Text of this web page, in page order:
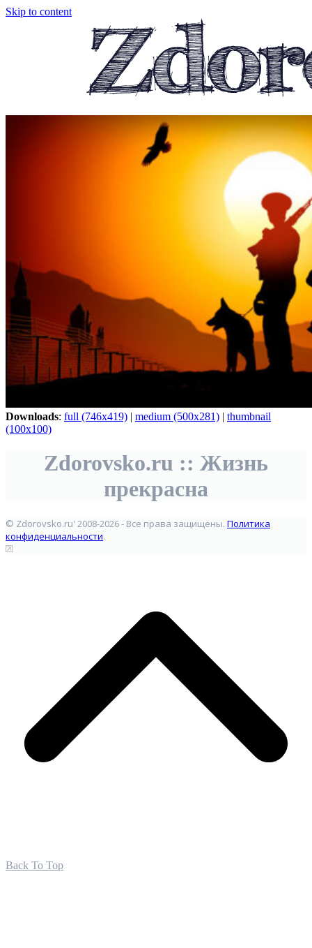
Skip to content
Downloads: full (746x419) | medium (500x281) | thumbnail
(100x100)
Zdorovsko.ru :: Жизнь
прекрасна
© Zdorovsko.ru' 2008-2026 - Все права защищены. Политика
конфиденциальности.
Back To Top